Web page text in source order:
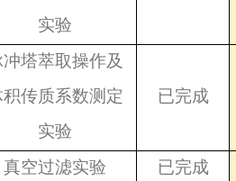
实验
塔萃取操作及
传质系数测定
实验
已完成
真空过滤实验 已完成